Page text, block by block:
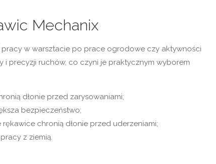
Mechanix
w warsztacie po prace ogrodowe czy aktywności
precyzji ruchów, co czyni je praktycznym wyborem
dłonie przed zarysowaniami;
bezpieczeństwo;
chronią dłonie przed uderzeniami;
z ziemią.